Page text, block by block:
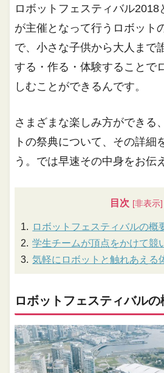
ロボットフェスティバル2018
が主催となって行うロボット
で、小さな子供から大人まで
する・作る・体験することで
しむことができるんです。
さまざまな楽しみ方ができる
トの祭典について、その詳細
う。では早速その中身をお伝
目次
ロボットフェスティバルの概
学生チームが頂点をかけて競
気軽にロボットと触れあえる
ロボットフェスティバルの